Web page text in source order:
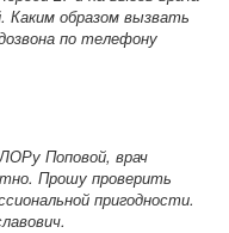
Каким образом вызвать
по телефону
Поповой, врач
Прошу проверить
пригодности.